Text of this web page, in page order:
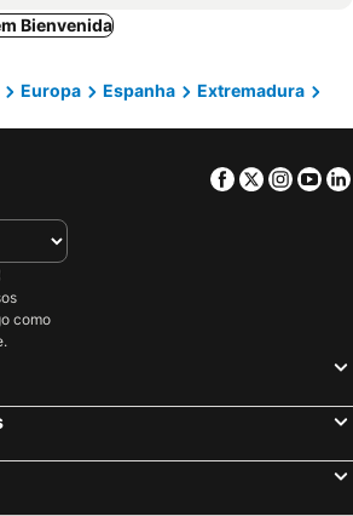
Hotéis
Zalamea la Real, Andaluzia Hotéis
Hotéis
Villanueva de la Serena, Extremadura Hotéis
Hotéis
Almendral, Extremadura Hotéis
Hotéis
Cáceres, Extremadura Hotéis
Hotéis
Hotéis
Hotéis
Sangenjo, Galiza Hotéis
Bienvenida
Europa Espanha
Extremadura
Facebook
Twitter
como